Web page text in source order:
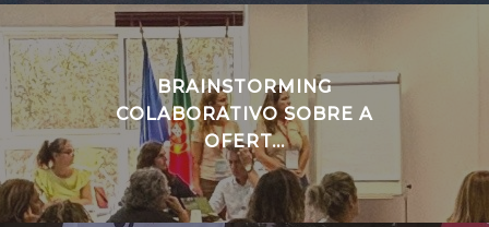
BRAINSTORMING
COLABORATIVO SOBRE A
OFERT...